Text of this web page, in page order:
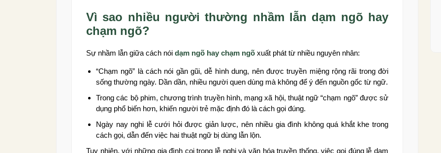
Vì sao nhiều người thường nhầm lẫn dạm ngõ hay
chạm ngõ?
Sự nhầm lẫn giữa cách nói dạm ngõ hay chạm ngõ xuất phát từ nhiều nguyên nhân:
“Chạm ngõ” là cách nói gần gũi, dễ hình dung, nên được truyền miệng rộng rãi trong đời
sống thường ngày. Dần dần, nhiều người quen dùng mà không để ý đến nguồn gốc từ ngữ.
Trong các bộ phim, chương trình truyền hình, mạng xã hội, thuật ngữ “chạm ngõ” được sử
dụng phổ biến hơn, khiến người trẻ mặc định đó là cách gọi đúng.
Ngày nay nghi lễ cưới hỏi được giản lược, nên nhiều gia đình không quá khắt khe trong
cách gọi, dẫn đến việc hai thuật ngữ bị dùng lẫn lộn.
Tuy nhiên, với những gia đình coi trọng lễ nghi và văn hóa truyền thống, việc gọi đúng lễ dạm